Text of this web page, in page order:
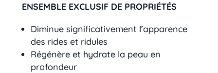
ENSEMBLE EXCLUSIF DE PROPRIÉTÉS
Diminue significativement l’apparence
des rides et ridules
Régénère et hydrate la peau en
profondeur